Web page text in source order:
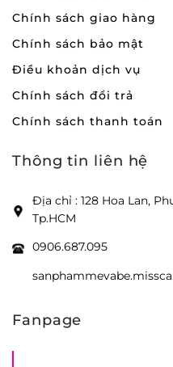
Chính sách giao hàng
Chính sách bảo mật
Điều khoản dịch vụ
Chính sách đổi trả
Chính sách thanh toán
Thông tin liên hệ
Địa chỉ : 128 Hoa Lan,
Tp.HCM
0906.687.095
Fanpage